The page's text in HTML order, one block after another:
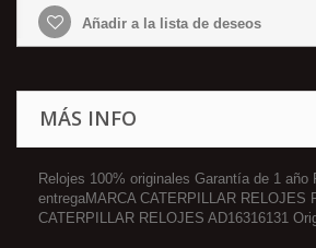
Añadir a la lista de deseos
MÁS INFO
Relojes 100% originales Garantía de 1 año
entregaMARCA CATERPILLAR RELOJES
CATERPILLAR RELOJES AD16316131